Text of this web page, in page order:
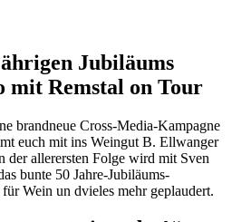
Jubiläums
mit Remstal on Tour
brandneue Cross-Media-Kampagne
euch mit ins Weingut B. Ellwanger
der allerersten Folge wird mit Sven
bunte 50 Jahre-Jubiläums-
Wein un dvieles mehr geplaudert.